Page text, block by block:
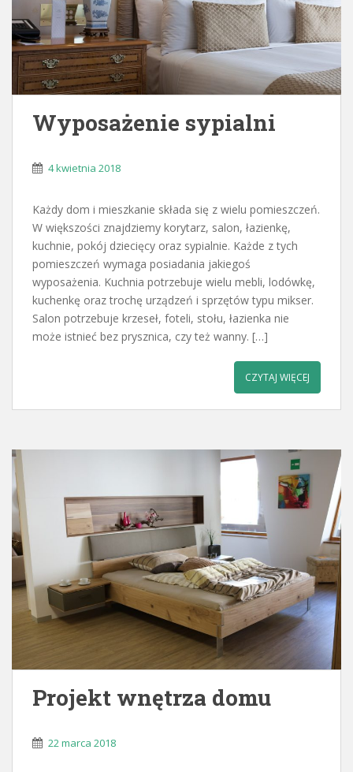
Wyposażenie sypialni
4 kwietnia 2018
Każdy dom i mieszkanie składa się z wielu pomieszczeń.
W większości znajdziemy korytarz, salon, łazienkę,
kuchnie, pokój dziecięcy oraz sypialnie. Każde z tych
pomieszczeń wymaga posiadania jakiegoś
wyposażenia. Kuchnia potrzebuje wielu mebli, lodówkę,
kuchenkę oraz trochę urządzeń i sprzętów typu mikser.
Salon potrzebuje krzeseł, foteli, stołu, łazienka nie
może istnieć bez prysznica, czy też wanny. […]
CZYTAJ WIĘCEJ
Projekt wnętrza domu
22 marca 2018